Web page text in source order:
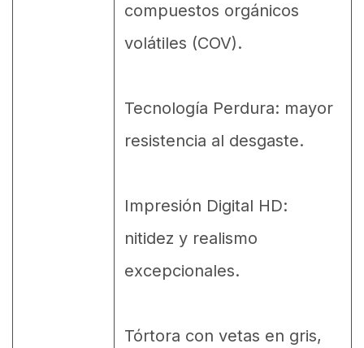
compuestos orgánicos
volátiles (COV).
Tecnología Perdura: mayor
resistencia al desgaste.
Impresión Digital HD:
nitidez y realismo
excepcionales.
Tórtora con vetas en gris,